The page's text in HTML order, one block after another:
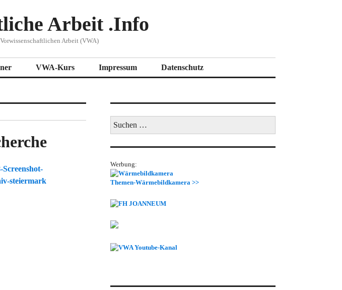
Arbeit .Info
Arbeit (VWA)
VWA-Kurs Impressum Datenschutz
nach:
Werbung:
Themen-Wärmebildkamera >>